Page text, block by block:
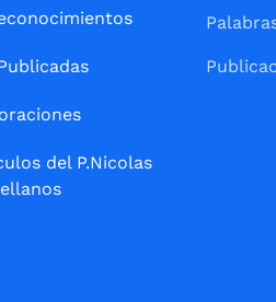
del P.Nicolas